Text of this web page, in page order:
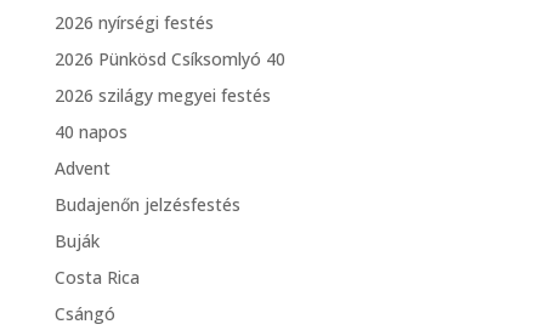
2026 nyírségi festés
2026 Pünkösd Csíksomlyó 40
2026 szilágy megyei festés
40 napos
Advent
Budajenőn jelzésfestés
Buják
Costa Rica
Csángó